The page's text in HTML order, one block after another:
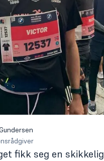
fikk seg en skikkelig